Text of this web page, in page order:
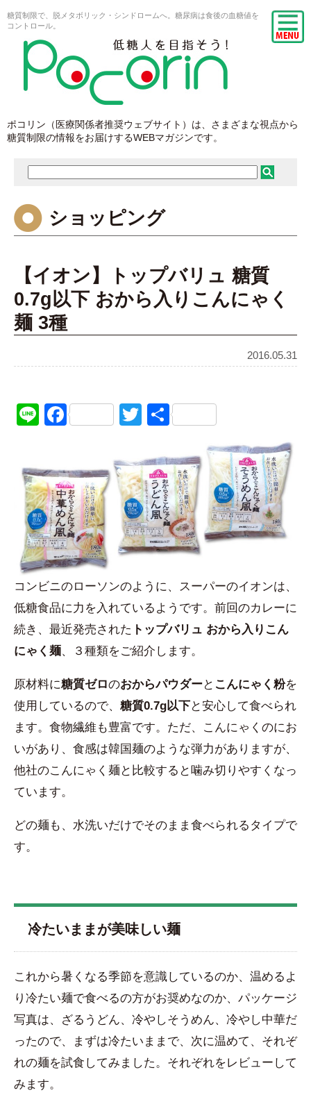
糖質制限で、脱メタボリック・シンドロームへ。糖尿病は食後の血糖値を
コントロール。
ポコリン（医療関係者推奨ウェブサイト）は、さまざまな視点から
糖質制限の情報をお届けするWEBマガジンです。
ショッピング
【イオン】トップバリュ 糖質
0.7g以下 おから入りこんにゃく
麺 3種
2016.05.31
LineFacebookTwitter
共
コンビニのローソンのように、スーパーのイオンは、
低糖食品に力を入れているようです。前回のカレーに
続き、最近発売された トップバリュ おから入りこん
にゃく麺、３種類をご紹介します。
原材料に糖質ゼロのおからパウダーと こんにゃく粉を
使用しているので、 糖質0.7g以下と安心して食べられ
ます。食物繊維も豊富です。ただ、こんにゃくのにお
いがあり、食感は韓国麺のような弾力がありますが、
他社のこんにゃく麺と比較すると噛み切りやすくなっ
ています。
どの麺も、水洗いだけでそのまま食べられるタイプで
す。
冷たいままが美味しい麺
これから暑くなる季節を意識しているのか、温めるよ
り冷たい麺で食べるの方がお奨めなのか、パッケージ
写真は、ざるうどん、冷やしそうめん、冷やし中華だ
ったので、まずは冷たいままで、次に温めて、それぞ
れの麺を試食してみました。それぞれをレビューして
みます。